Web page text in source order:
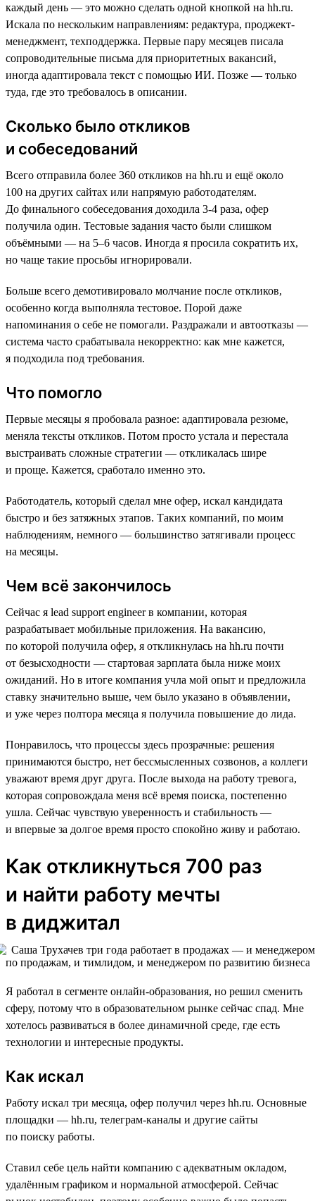
каждый день — это можно сделать одной кнопкой на hh.ru.
Искала по нескольким направлениям: редактура, проджект-
менеджмент, техподдержка. Первые пару месяцев писала
сопроводительные письма для приоритетных вакансий,
иногда адаптировала текст с помощью ИИ. Позже — только
туда, где это требовалось в описании.
Сколько было откликов
и собеседований
Всего отправила более 360 откликов на hh.ru и ещё около
100 на других сайтах или напрямую работодателям.
До финального собеседования доходила 3-4 раза, офер
получила один. Тестовые задания часто были слишком
объёмными — на 5–6 часов. Иногда я просила сократить их,
но чаще такие просьбы игнорировали.
Больше всего демотивировало молчание после откликов,
особенно когда выполняла тестовое. Порой даже
напоминания о себе не помогали. Раздражали и автоотказы —
система часто срабатывала некорректно: как мне кажется,
я подходила под требования.
Что помогло
Первые месяцы я пробовала разное: адаптировала резюме,
меняла тексты откликов. Потом просто устала и перестала
выстраивать сложные стратегии — откликалась шире
и проще. Кажется, сработало именно это.
Работодатель, который сделал мне офер, искал кандидата
быстро и без затяжных этапов. Таких компаний, по моим
наблюдениям, немного — большинство затягивали процесс
на месяцы.
Чем всё закончилось
Сейчас я lead support engineer в компании, которая
разрабатывает мобильные приложения. На вакансию,
по которой получила офер, я откликнулась на hh.ru почти
от безысходности — стартовая зарплата была ниже моих
ожиданий. Но в итоге компания учла мой опыт и предложила
ставку значительно выше, чем было указано в объявлении,
и уже через полтора месяца я получила повышение до лида.
Понравилось, что процессы здесь прозрачные: решения
принимаются быстро, нет бессмысленных созвонов, а коллеги
уважают время друг друга. После выхода на работу тревога,
которая сопровождала меня всё время поиска, постепенно
ушла. Сейчас чувствую уверенность и стабильность —
и впервые за долгое время просто спокойно живу и работаю.
Как откликнуться 700 раз
и найти работу мечты
в диджитал
Я работал в сегменте онлайн-образования, но решил сменить
сферу, потому что в образовательном рынке сейчас спад. Мне
хотелось развиваться в более динамичной среде, где есть
технологии и интересные продукты.
Как искал
Работу искал три месяца, офер получил через hh.ru. Основные
площадки — hh.ru, телеграм-каналы и другие сайты
по поиску работы.
Ставил себе цель найти компанию с адекватным окладом,
удалённым графиком и нормальной атмосферой. Сейчас